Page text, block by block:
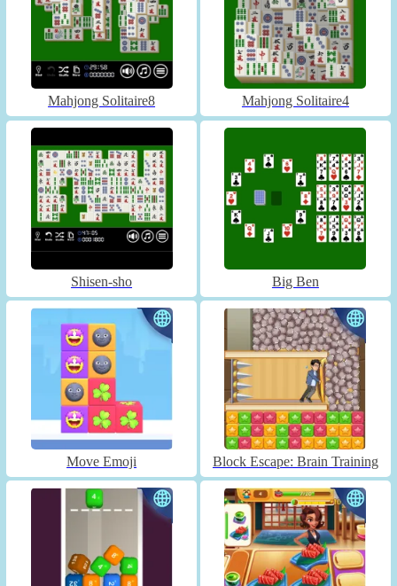
Mahjong Solitaire8 Mahjong Solitaire4
Shisen-sho Big Ben
Move Emoji Block Escape: Brain Training